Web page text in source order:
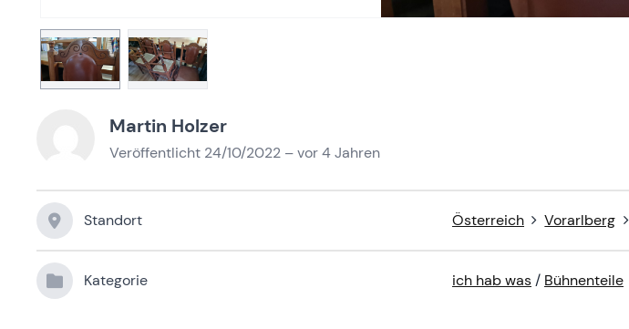
Martin Holzer
Veröffentlicht 24/10/2022 – vor 4 Jahren
Standort Österreich Vorarlberg
Kategorie ich hab was / Bühnenteile